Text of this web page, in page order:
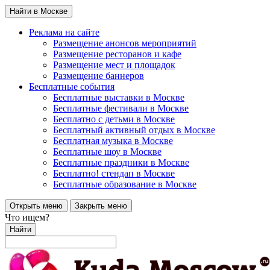
Найти в Москве
Реклама на сайте
Размещение анонсов мероприятий
Размещение ресторанов и кафе
Размещение мест и площадок
Размещение баннеров
Бесплатные события
Бесплатные выставки в Москве
Бесплатные фестивали в Москве
Бесплатно с детьми в Москве
Бесплатный активный отдых в Москве
Бесплатная музыка в Москве
Бесплатные шоу в Москве
Бесплатные праздники в Москве
Бесплатно! стендап в Москве
Бесплатные образование в Москве
Открыть меню Закрыть меню
Что ищем?
Найти